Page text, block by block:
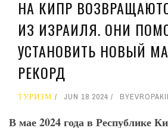
НА КИПР
ИЗ ИЗРАИЛЯ. ОНИ
УСТАНОВИТЬ НОВЫЙ
РЕКОРД
ТУРИЗМ JUN 18 2024 BY
В мае 2024 года в Республике